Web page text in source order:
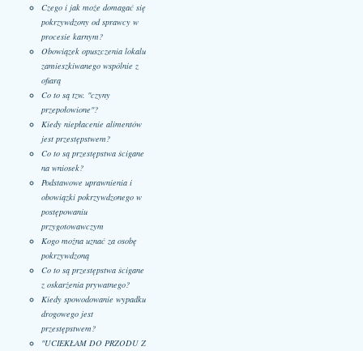
Czego i jak może domagać się
pokrzywdzony od sprawcy w
procesie karnym?
Obowiązek opuszczenia lokalu
zamieszkiwanego wspólnie z
ofiarą
Co to są tzw. "czyny
przepołowione"?
Kiedy niepłacenie alimentów
jest przestępstwem?
Co to są przestępstwa ścigane
na wniosek?
Podstawowe uprawnienia i
obowiązki pokrzywdzonego w
postępowaniu
przygotowawczym
Kogo można uznać za osobę
pokrzywdzoną
Co to są przestępstwa ścigane
z oskarżenia prywatnego?
Kiedy spowodowanie wypadku
drogowego jest
przestępstwem?
"UCIEKŁAM DO PRZODU Z